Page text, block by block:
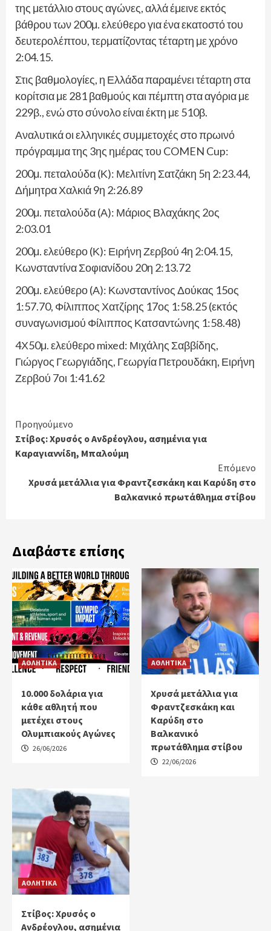
της μετάλλιο στους αγώνες, αλλά έμεινε εκτός
βάθρου των 200μ. ελεύθερο για ένα εκατοστό του
δευτερολέπτου, τερματίζοντας τέταρτη με χρόνο
2:04.15.
Στις βαθμολογίες, η Ελλάδα παραμένει τέταρτη στα
κορίτσια με 281 βαθμούς και πέμπτη στα αγόρια με
229β., ενώ στο σύνολο είναι έκτη με 510β.
Αναλυτικά οι ελληνικές συμμετοχές στο πρωινό
πρόγραμμα της 3ης ημέρας του COMEN Cup:
200μ. πεταλούδα (Κ): Μελιτίνη Σατζάκη 5η 2:23.44,
Δήμητρα Χαλκιά 9η 2:26.89
200μ. πεταλούδα (Α): Μάριος Βλαχάκης 2ος
2:03.01
200μ. ελεύθερο (Κ): Ειρήνη Ζερβού 4η 2:04.15,
Κωνσταντίνα Σοφιανίδου 20η 2:13.72
200μ. ελεύθερο (Α): Κωνσταντίνος Δούκας 15ος
1:57.70, Φίλιππος Χατζίρης 17ος 1:58.25 (εκτός
συναγωνισμού Φίλιππος Κατσαντώνης 1:58.48)
4Χ50μ. ελεύθερο mixed: Μιχάλης Σαββίδης,
Γιώργος Γεωργιάδης, Γεωργία Πετρουδάκη, Ειρήνη
Ζερβού 7οι 1:41.62
Continue
Reading
Προηγούμενο
Στίβος: Χρυσός ο Ανδρέογλου, ασημένια για
Καραγιαννίδη, Μπαλούμη
Επόμενο
Χρυσά μετάλλια για Φραντζεσκάκη και Καρύδη στο
Βαλκανικό πρωτάθλημα στίβου
Διαβάστε επίσης
ΑΘΛΗΤΙΚΑ
10.000 δολάρια για
κάθε αθλητή που
μετέχει στους
Ολυμπιακούς Αγώνες
26/06/2026
ΑΘΛΗΤΙΚΑ
Χρυσά μετάλλια για
Φραντζεσκάκη και
Καρύδη στο
Βαλκανικό
πρωτάθλημα στίβου
22/06/2026
ΑΘΛΗΤΙΚΑ
Στίβος: Χρυσός ο
Ανδρέογλου, ασημένια